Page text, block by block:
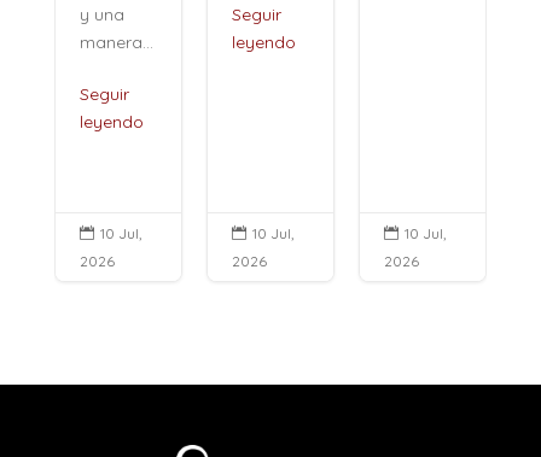
y una
manera...
Seguir
leyendo
 10 Jul,
2026
Seguir
leyendo
 10 Jul,
2026
 10 Jul,
2026